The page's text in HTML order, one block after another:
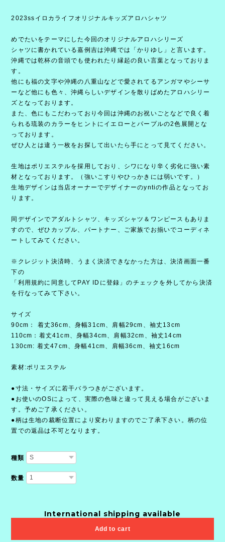
2023ssイロカライフオリジナルキッズアロハシャツ
めでたいをテーマにした今回のオリジナルアロハシリーズ
シャツに書かれている嘉例吉は沖縄では「かりゆし」と言います。
沖縄では乾杯の音頭でも使われたり縁起の良い言葉となっておりま
す。
他にも福の文字や沖縄の八重山などで愛されてるアンガマやシーサ
ーなど他にも色々、沖縄らしいデザインを散りばめたアロハシリー
ズとなっております。
また、色にもこだわっており今回は沖縄のお祝いごとなどで良く着
られる琉装のカラーをヒントにイエローとパープルの2色展開とな
っております。
ぜひ人とは違う一枚をお探して出いたら手にとって見てください。
生地はポリエステルを採用しており、シワになり辛く劣化に強い素
材となっております。（強いこすりやひっかきには弱いです。）
生地デザインは当店オーナーでデザイナーのyntiの作品となってお
ります。
同デザインでアダルトシャツ、キッズシャツ＆ワンピースもありま
すので、ぜひカップル、パートナー、ご家族でお揃いでコーディネ
ートしてみてください。
※クレジット決済時、うまく決済できなかった方は、決済画面一番
下の
「利用規約に同意してPAY IDに登録」のチェックを外してから決済
を行なってみて下さい。
サイズ
90cm： 着丈36cm、身幅31cm、肩幅29cm、袖丈13cm
110cm：着丈41cm、身幅34cm、肩幅32cm、袖丈14cm
130cm: 着丈47cm、身幅41cm、肩幅36cm、袖丈16cm
素材:ポリエステル
●寸法・サイズに若干バラつきがございます。
●お使いのOSによって、実際の色味と違って見える場合がございま
す。予めご了承ください。
●柄は生地の裁断位置により変わりますのでご了承下さい。柄の位
置での返品は不可となります。
種類
数量
International shipping available
Add to cart